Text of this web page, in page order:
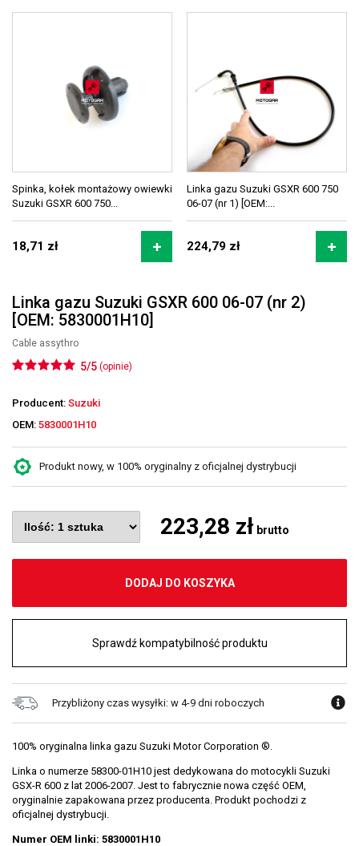
Spinka, kołek montażowy owiewki
Suzuki GSXR 600 750...
18,71 zł
Linka gazu Suzuki GSXR 600 750
06-07 (nr 1) [OEM:...
224,79 zł
Linka gazu Suzuki GSXR 600 06-07 (nr 2)
[OEM: 5830001H10]
Cable assythro
5/5 (opinie)
Producent: Suzuki
OEM: 5830001H10
Produkt nowy, w 100% oryginalny z oficjalnej dystrybucji
223,28 zł brutto
DODAJ DO KOSZYKA
Sprawdź kompatybilność produktu
Przybliżony czas wysyłki: w 4-9 dni roboczych
100% oryginalna linka gazu Suzuki Motor Corporation ®.
Linka o numerze 58300-01H10 jest dedykowana do motocykli Suzuki
GSX-R 600 z lat 2006-2007. Jest to fabrycznie nowa część OEM,
oryginalnie zapakowana przez producenta. Produkt pochodzi z
oficjalnej dystrybucji.
Numer OEM linki: 5830001H10